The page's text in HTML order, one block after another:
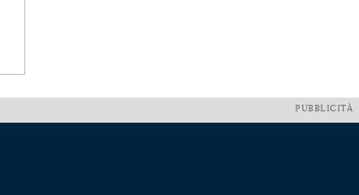
PUBBLICITÀ